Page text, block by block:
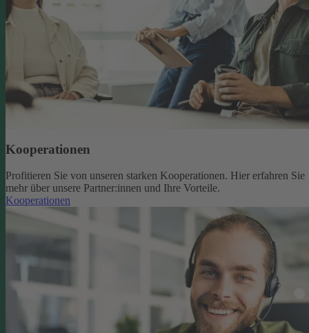
Kooperationen
Profitieren Sie von unseren starken Kooperationen. Hier erfahren Sie
mehr über unsere Partner:innen und Ihre Vorteile.
Kooperationen